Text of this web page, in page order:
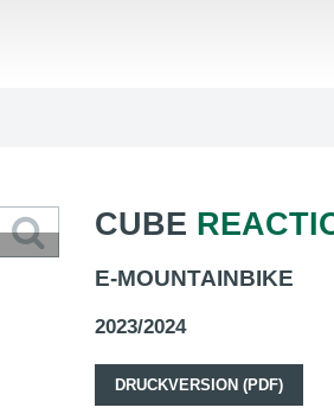
CUBE
E-MOUNTAINBIKE
2023/2024
DRUCKVERSION (PDF)